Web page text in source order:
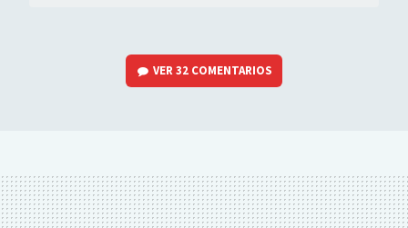
VER32 COMENTARIOS